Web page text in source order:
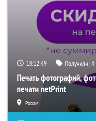
18:12:48 Получили:4
Печать фотографий,
печати netPrint
Россия